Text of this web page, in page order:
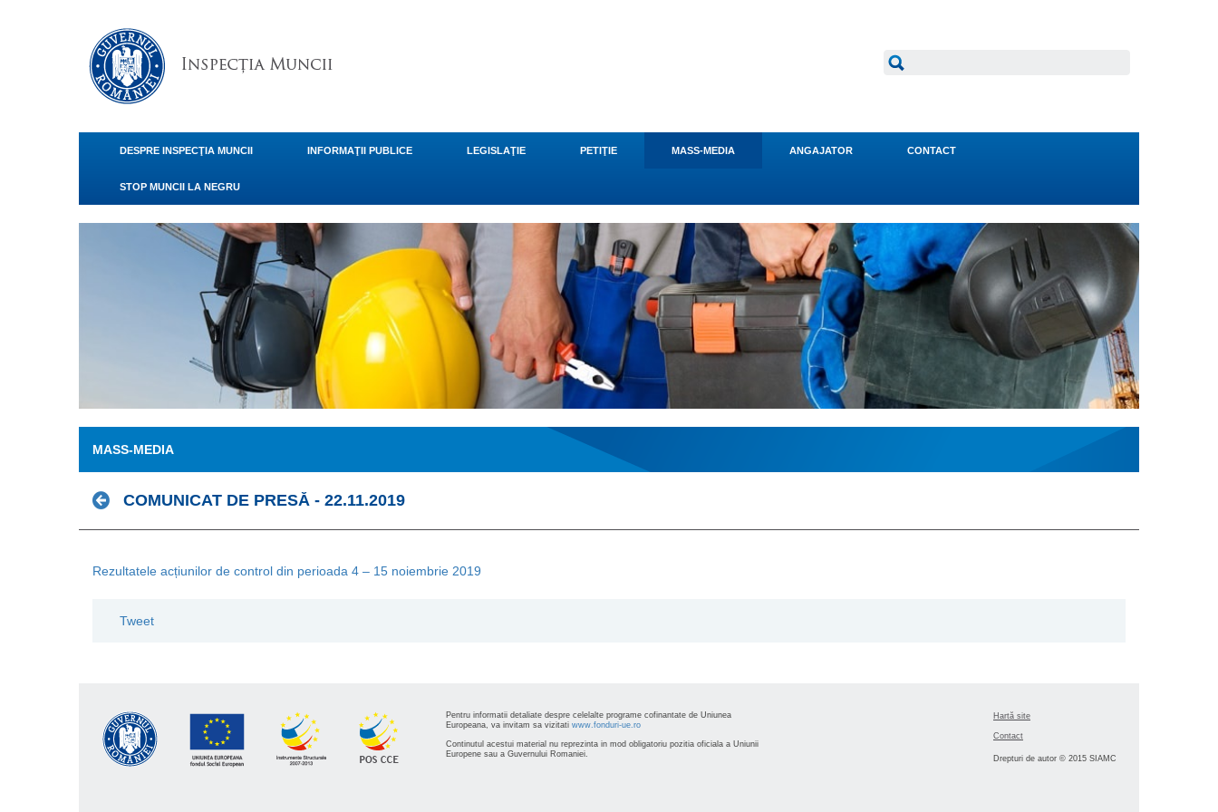
DESPRE INSPECŢIA MUNCII INFORMAŢII PUBLICE LEGISLAŢIE PETIŢIE MASS-MEDIA ANGAJATOR CONTACT
STOP MUNCII LA NEGRU
MASS-MEDIA
COMUNICAT DE PRESĂ - 22.11.2019
Rezultatele acțiunilor de control din perioada 4 – 15 noiembrie 2019
Tweet
Pentru informatii detaliate despre celelalte programe cofinantate de Uniunea
Europeana, va invitam sa vizitati www.fonduri-ue.ro
Continutul acestui material nu reprezinta in mod obligatoriu pozitia oficiala a Uniunii
Europene sau a Guvernului Romaniei.
Hartă site
Contact
Drepturi de autor © 2015 SIAMC